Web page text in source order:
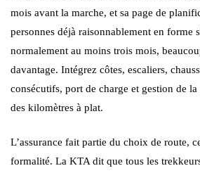
mois avant la marche, et sa page de
personnes déjà raisonnablement en forme
normalement au moins trois mois,
davantage. Intégrez côtes, escaliers,
consécutifs, port de charge et gestion de
des kilomètres à plat.
L’assurance fait partie du choix de route,
formalité. La KTA dit que tous les